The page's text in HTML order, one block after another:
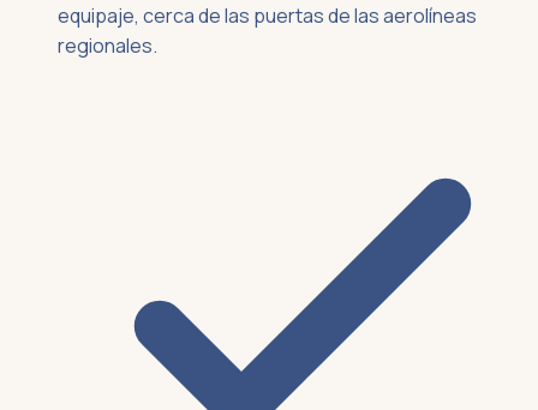
equipaje, cerca de las puertas de las aerolíneas
regionales.